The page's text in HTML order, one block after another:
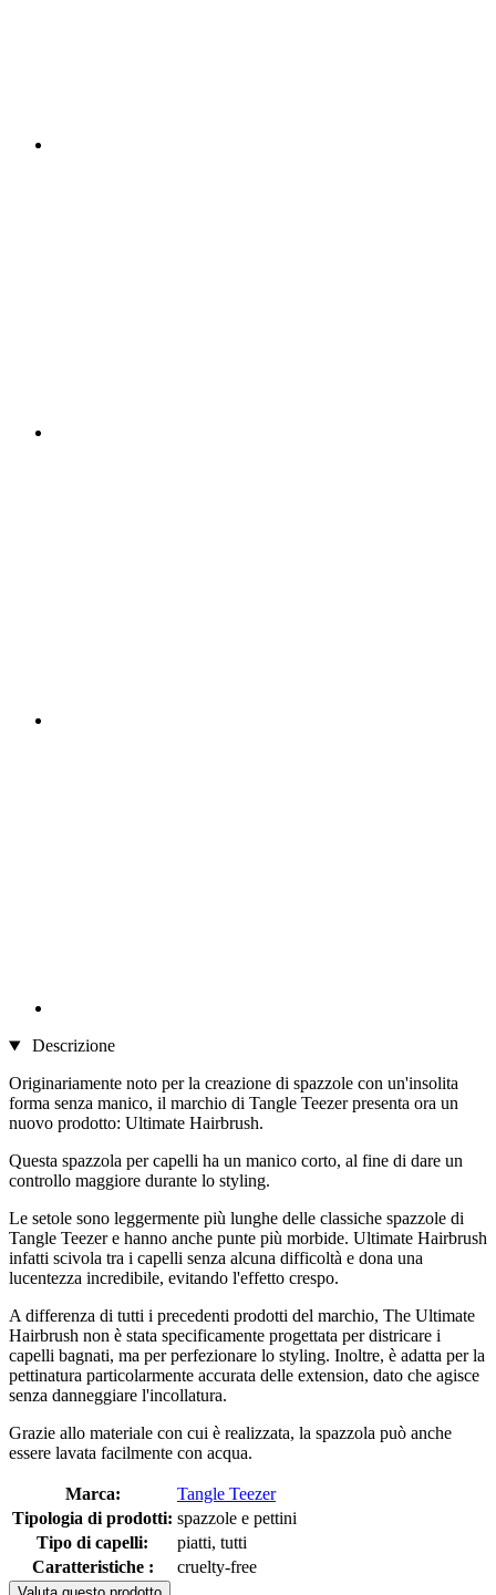
Descrizione
Originariamente noto per la creazione di spazzole con un'insolita
forma senza manico, il marchio di Tangle Teezer presenta ora un
nuovo prodotto: Ultimate Hairbrush.
Questa spazzola per capelli ha un manico corto, al fine di dare un
controllo maggiore durante lo styling.
Le setole sono leggermente più lunghe delle classiche spazzole di
Tangle Teezer e hanno anche punte più morbide. Ultimate Hairbrush
infatti scivola tra i capelli senza alcuna difficoltà e dona una
lucentezza incredibile, evitando l'effetto crespo.
A differenza di tutti i precedenti prodotti del marchio, The Ultimate
Hairbrush non è stata specificamente progettata per districare i
capelli bagnati, ma per perfezionare lo styling. Inoltre, è adatta per la
pettinatura particolarmente accurata delle extension, dato che agisce
senza danneggiare l'incollatura.
Grazie allo materiale con cui è realizzata, la spazzola può anche
essere lavata facilmente con acqua.
Marca:
Tangle Teezer
Tipologia di prodotti: spazzole e pettini
Tipo di capelli:
piatti, tutti
Caratteristiche :
cruelty-free